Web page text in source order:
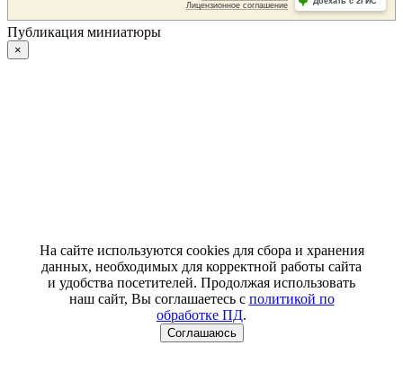
Публикация миниатюры
×
На сайте используются cookies для сбора и хранения
данных, необходимых для корректной работы сайта
и удобства посетителей. Продолжая использовать
наш сайт, Вы соглашаетесь с политикой по
обработке ПД.
Соглашаюсь